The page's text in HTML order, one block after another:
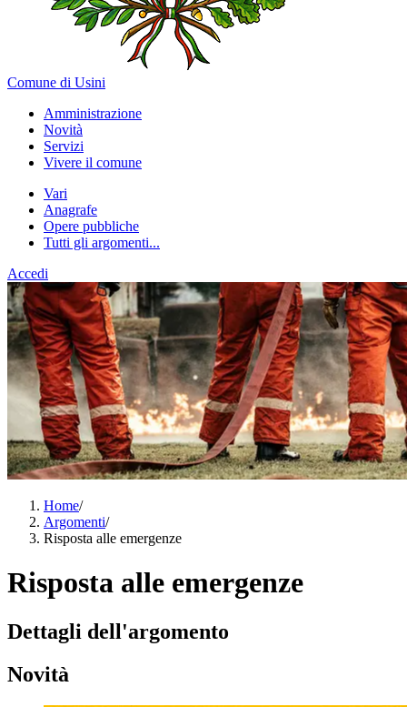
Comune di Usini
Amministrazione
Novità
Servizi
Vivere il comune
Vari
Anagrafe
Opere pubbliche
Tutti gli argomenti...
Accedi
Home/
Argomenti/
Risposta alle emergenze
Risposta alle emergenze
Dettagli dell'argomento
Novità